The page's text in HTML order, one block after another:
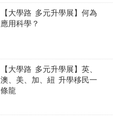
【大學路 多元升學展】何為
應用科學？
【大學路 多元升學展】英、
澳、美、加、紐 升學移民一
條龍